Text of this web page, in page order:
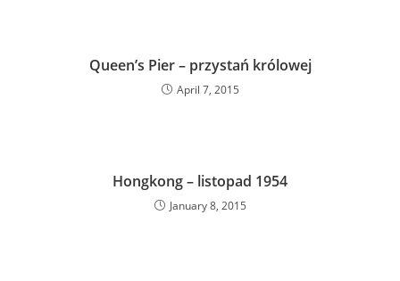
Queen’s Pier – przystań królowej
April 7, 2015
Hongkong – listopad 1954
January 8, 2015